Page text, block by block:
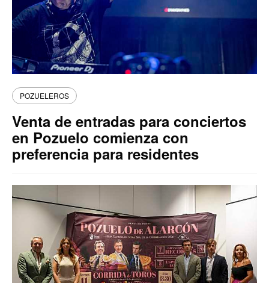
POZUELEROS
Venta de entradas para conciertos
en Pozuelo comienza con
preferencia para residentes